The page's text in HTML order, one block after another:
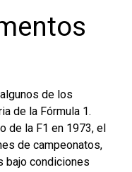
de los
de la Fórmula 1.
de la F1 en 1973, el
de campeonatos,
bajo condiciones